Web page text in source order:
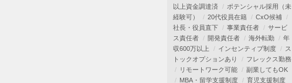
以上資金調達済
ポテンシャル採用（未
経験可）
20代役員在籍
CxO候補
社長・役員直下
事業責任者
サービ
ス責任者
開発責任者 海外転勤
年
収600万以上
インセンティブ制度
ス
トックオプションあり
フレックス勤務
リモートワーク可能
副業してもOK
MBA・留学支援制度
育児支援制度